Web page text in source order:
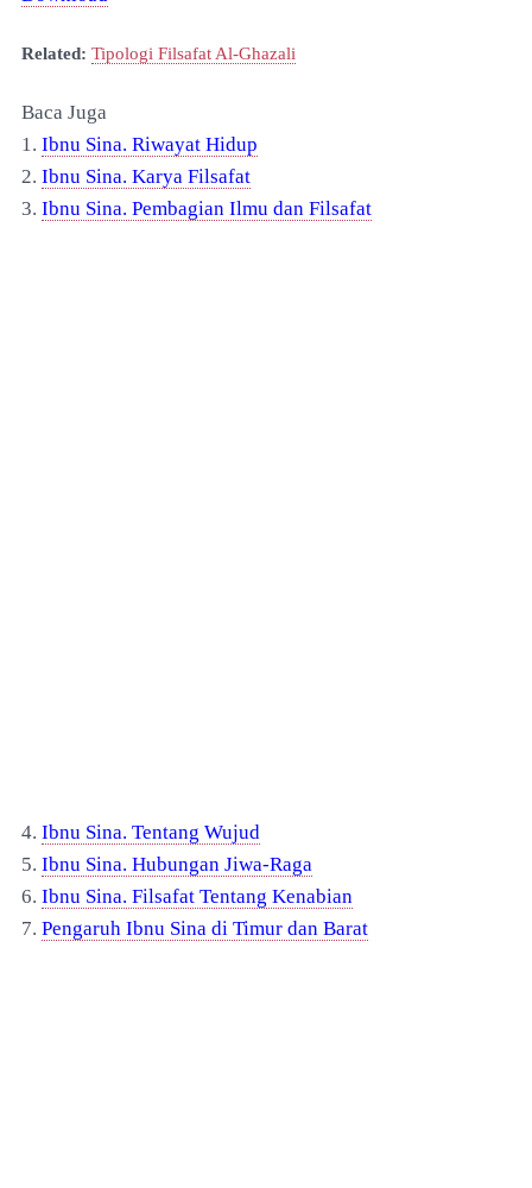
Related: Tipologi Filsafat Al-Ghazali
Baca Juga
1. Ibnu Sina. Riwayat Hidup
2. Ibnu Sina. Karya Filsafat
3. Ibnu Sina. Pembagian Ilmu dan Filsafat
4. Ibnu Sina. Tentang Wujud
5. Ibnu Sina. Hubungan Jiwa-Raga
6. Ibnu Sina. Filsafat Tentang Kenabian
7. Pengaruh Ibnu Sina di Timur dan Barat